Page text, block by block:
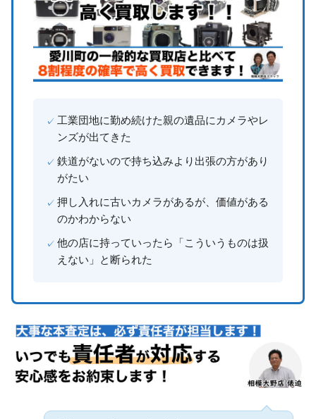
工業団地に勤め続けた親の遺品にカメラやレ
ンズが出てきた
鉄道がないので持ち込みより出張の方があり
がたい
押し入れに古いカメラがあるが、価値がある
のかわからない
他の店に持っていったら「こういうものは扱
えない」と断られた